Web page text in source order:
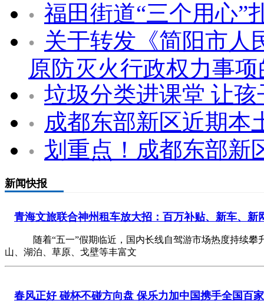
• 福田街道“三个用心”
• 关于转发《简阳市人
原防灭火行政权力事
• 垃圾分类进课堂 让
• 成都东部新区近期本
• 划重点！成都东部新
新闻快报
青海文旅联合神州租车放大招：百万补贴、新车、新
随着“五一”假期临近，国内长线自驾游市场热度持续攀
山、湖泊、草原、戈壁等丰富文
春风正好 碰杯不碰方向盘 保乐力加中国携手全国百